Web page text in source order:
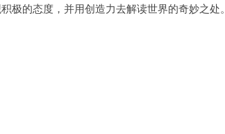
的态度，并用创造力去解读世界的奇妙之处。